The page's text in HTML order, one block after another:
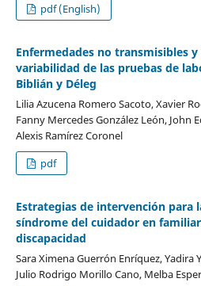
pdf (English)
Enfermedades no transmisibles
variabilidad de las pruebas de
Biblián y Déleg
Lilia Azucena Romero Sacoto, Xavier
Fanny Mercedes González León, John
Alexis Ramírez Coronel
pdf
Estrategias de intervención para
síndrome del cuidador en
discapacidad
Sara Ximena Guerrón Enríquez, Yadira
Julio Rodrigo Morillo Cano, Melba